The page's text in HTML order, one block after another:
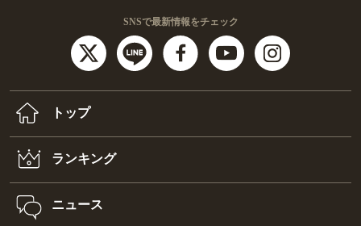
SNSで最新情報をチェック
トップ
ランキング
ニュース